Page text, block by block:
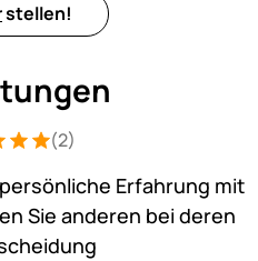
stellen!
5 von 5 (2 Bewertungen)
(2)
Erfahrung mit
Sie anderen bei deren